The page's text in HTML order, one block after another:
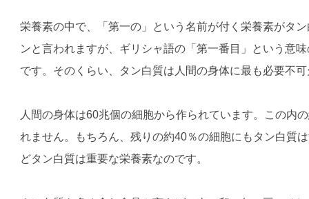
栄養素の中で、「第一の」という名前が付く栄養素がタ
ンと言われますが、ギリシャ語の「第一番目」という意
です。そのくらい、タン白質は人間の身体に最も必要不
人間の身体は60兆個の細胞から作られています。この内
れません。もちろん、残りの約40％の細胞にもタン白質
どタン白質は重要な栄養素なのです。